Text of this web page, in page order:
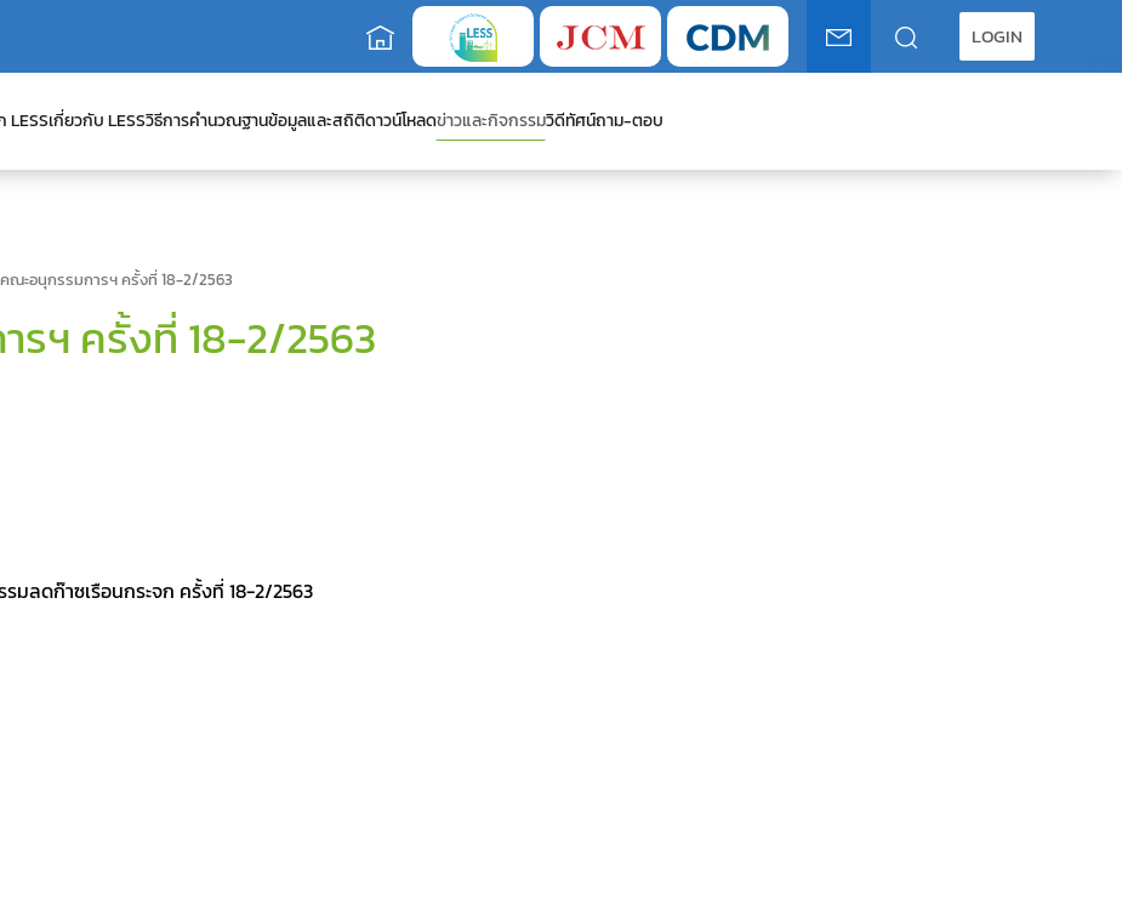
LOGIN
LESSเกี่ยวกับ LESSวิธีการคำนวณฐานข้อมูลและสถิติดาวน์โหลดข่าวและกิจกรรมวิดีทัศน์ถาม-ตอบ
ณะอนุกรรมการฯ ครั้งที่ 18-2/2563
รฯ ครั้งที่ 18-2/2563
มลดก๊าซเรือนกระจก ครั้งที่ 18-2/2563